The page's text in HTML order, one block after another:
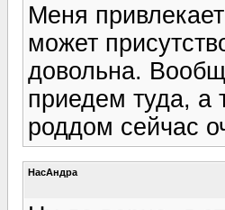
Меня
может
довольна.
приедем туда, а
роддом сейчас
НасАндра